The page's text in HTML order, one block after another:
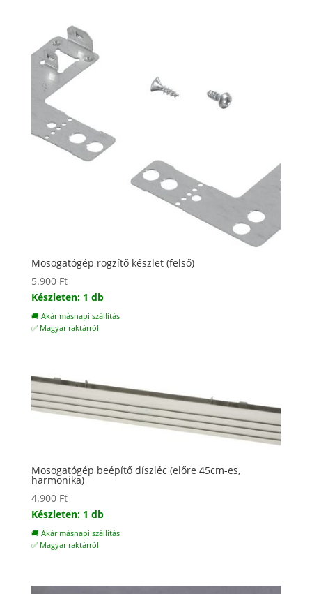
Mosogatógép rögzítő készlet (felső)
5.900 Ft
Készleten: 1 db
🚚 Akár másnapi szállítás
✅ Magyar raktárról
Mosogatógép beépítő díszléc (előre 45cm-es,
harmonika)
4.900 Ft
Készleten: 1 db
🚚 Akár másnapi szállítás
✅ Magyar raktárról